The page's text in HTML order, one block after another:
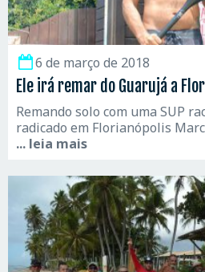
6 de março de 2018
Ele irá remar do Guarujá a
Remando solo com uma SUP
radicado em Florianópolis
... leia mais